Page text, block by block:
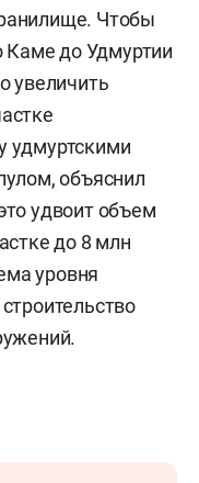
Чтобы
Каме до Удмуртии
увеличить
удмуртскими
объяснил
удвоит объем
до 8 млн
уровня